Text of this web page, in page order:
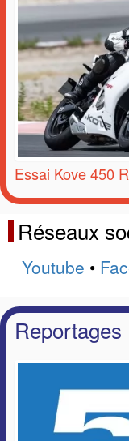
Essai Kove 450
Réseaux
Youtube •
Reportages